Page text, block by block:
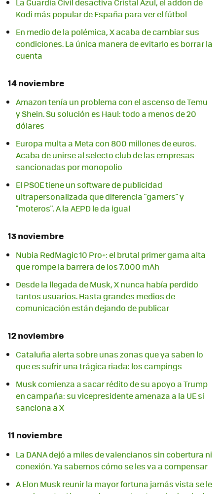
Kodi más popular de España para ver el fútbol
En medio de la polémica, X acaba de cambiar sus
condiciones. La única manera de evitarlo es borrar la
cuenta
14 noviembre
Amazon tenía un problema con el ascenso de Temu
y Shein. Su solución es Haul: todo a menos de 20
dólares
Europa multa a Meta con 800 millones de euros.
Acaba de unirse al selecto club de las empresas
sancionadas por monopolio
El PSOE tiene un software de publicidad
ultrapersonalizada que diferencia "gamers" y
"moteros". A la AEPD le da igual
13 noviembre
Nubia RedMagic 10 Pro+: el brutal primer gama alta
que rompe la barrera de los 7.000 mAh
Desde la llegada de Musk, X nunca había perdido
tantos usuarios. Hasta grandes medios de
comunicación están dejando de publicar
12 noviembre
Cataluña alerta sobre unas zonas que ya saben lo
que es sufrir una trágica riada: los campings
Musk comienza a sacar rédito de su apoyo a Trump
en campaña: su vicepresidente amenaza a la UE si
sanciona a X
11 noviembre
La DANA dejó a miles de valencianos sin cobertura ni
conexión. Ya sabemos cómo se les va a compensar
A Elon Musk reunir la mayor fortuna jamás vista se le